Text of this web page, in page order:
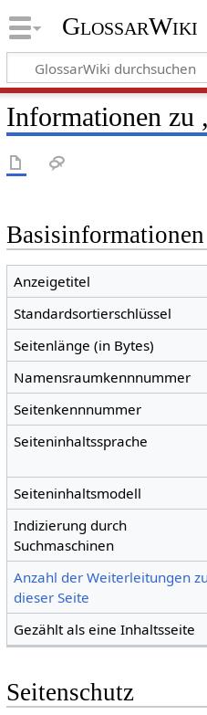
GlossarWiki
Informationen zu
Basisinformationen
Anzeigetitel
Standardsortierschlüssel
Seitenlänge (in Bytes)
Namensraumkennnummer
Seitenkennnummer
Seiteninhaltssprache
Seiteninhaltsmodell
Indizierung durch
Suchmaschinen
Anzahl der Weiterleitungen zu
dieser Seite
Gezählt als eine Inhaltsseite
Seitenschutz